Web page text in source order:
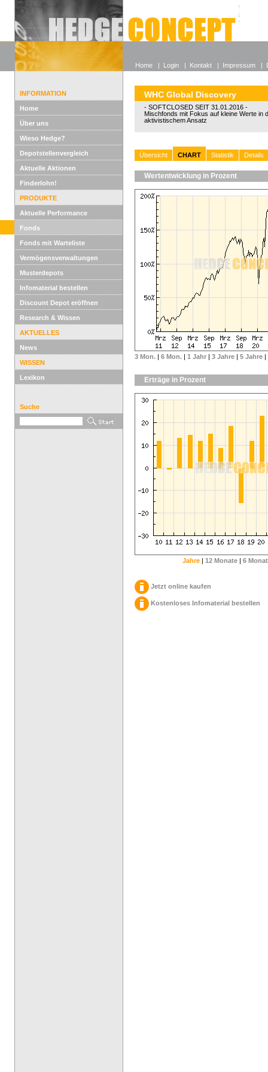
Alle
Wieso
INFORMATION
Home
Über uns
Wieso Hedge?
Depotstellenvergleich
Aktuelle Aktionen
Finderlohn!
PRODUKTE
Aktuelle Performance
Fonds
Fonds mit Warteliste
Vermögensverwaltungen
Musterdepots
Infomaterial bestellen
Discount Depot eröffnen
Research & Wissen
AKTUELLES
News
WISSEN
Lexikon
Suche
WHC Global Discovery
- SOFTCLOSED SEIT 31.01.2016 -
Mischfonds mit Fokus auf kleine Werte in
aktivistischem Ansatz
Übersicht CHART Statistik Details
Wertentwicklung in Prozent
3 Mon. | 6 Mon. | 1 Jahr | 3 Jahre | 5 Jahre |
Erträge in Prozent
Jahre | 12 Monate | 6
Jetzt online kaufen
Kostenloses Infomaterial bestellen
Home | Login | Kontakt | Impressum |